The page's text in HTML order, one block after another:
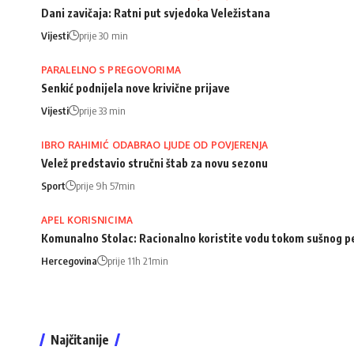
Dani zavičaja: Ratni put svjedoka Veležistana
Vijesti prije 30 min
PARALELNO S PREGOVORIMA
Senkić podnijela nove krivične prijave
Vijesti prije 33 min
IBRO RAHIMIĆ ODABRAO LJUDE OD POVJERENJA
Velež predstavio stručni štab za novu sezonu
Sport prije 9h 57min
APEL KORISNICIMA
Komunalno Stolac: Racionalno koristite vodu tokom sušnog
Hercegovina prije 11h 21min
Najčitanije